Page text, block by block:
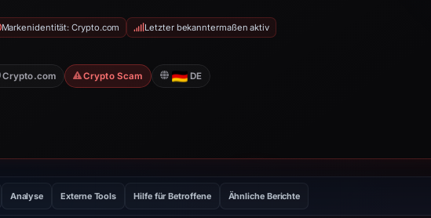
Markenidentität: Crypto.com Letzter bekanntermaßen aktiv
Crypto.com Crypto Scam DE
Analyse Externe Tools Hilfe für Betroffene Ähnliche Berichte